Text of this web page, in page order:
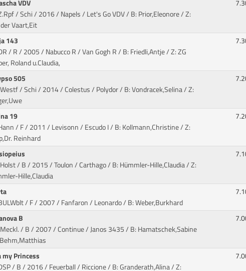
VDV
/ Schi / 2016 / Napels / Let's Go VDV/ B: Prior,Eleonore / Z:
Vaart,Eit
143
/ R / 2005 / Nabucco R / Van Gogh R/ B: Friedli,Antje / Z: ZG
Roland u.Claudia,
505
/ Schi / 2014 / Colestus / Polydor/ B: Vondracek,Selina / Z:
19
/ F / 2011 / Levisonn / Escudo I/ B: Kollmann,Christine / Z:
Reinhard
/ B / 2015 / Toulon / Carthago/ B: Hümmler-Hille,Claudia / Z:
Hille,Claudia
/ F / 2007 / Fanfaron / Leonardo/ B: Weber,Burkhard
B
/ B / 2007 / Continue / Janos 3435/ B: Hamatschek,Sabine
my Princess
/ B / 2016 / Feuerball / Riccione/ B: Granderath,Alina / Z: